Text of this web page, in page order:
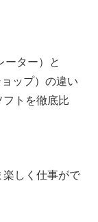
ーター）と
ップ）の違い
トを徹底比
楽しく仕事がで